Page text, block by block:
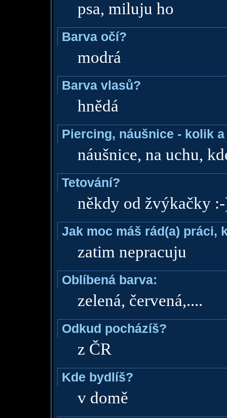
psa, miluju ho
Barva očí?
modrá
Barva vlasů?
hnědá
Piercing, náušnice - kolik
náušnice, na uchu,
Tetování?
někdy od žvýkačky
Jak moc máš rád(a) práci,
zatim nepracuju
Oblíbená barva:
zelená, červená,....
Odkud pocházíš?
z ČR
Kde bydlíš?
v domě